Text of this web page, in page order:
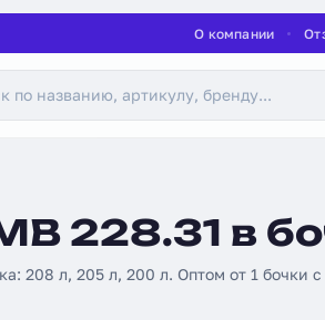
О компании
228.31 в
208 л, 205 л, 200 л. Оптом от 1 бочки